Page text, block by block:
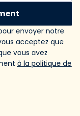
envoyer notre
acceptez que
vous avez
à la politique de